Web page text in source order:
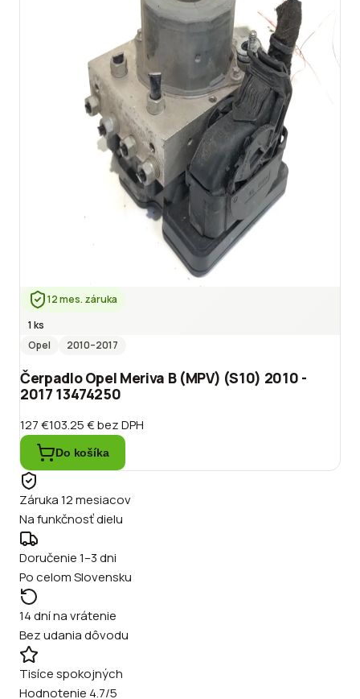
12 mes. záruka
1 ks
Opel
2010–2017
Čerpadlo Opel Meriva B (MPV) (S10) 2010 -
2017 13474250
127 €103.25 €bez DPH
Do košíka
Záruka 12 mesiacov
Na funkčnosť dielu
Doručenie 1–3 dni
Po celom Slovensku
14 dní na vrátenie
Bez udania dôvodu
Tisíce spokojných
Hodnotenie 4.7/5